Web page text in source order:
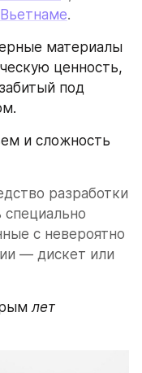
.
материалы
ценность,
под
и сложность
разработки
специально
с невероятно
— дискет или
лет